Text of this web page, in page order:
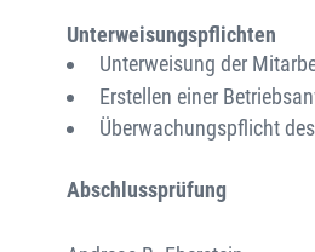
Unterweisungspflichten
Unterweisung der
Erstellen einer
Überwachungspflicht
Abschlussprüfung